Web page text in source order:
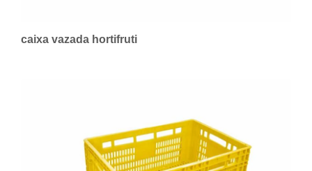
caixa vazada hortifruti